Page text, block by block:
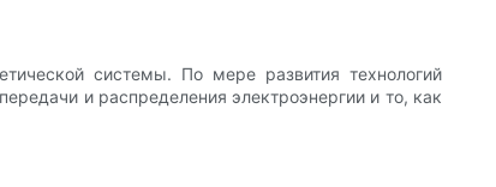
системы. По мере развития технологий
и распределения электроэнергии и то, как